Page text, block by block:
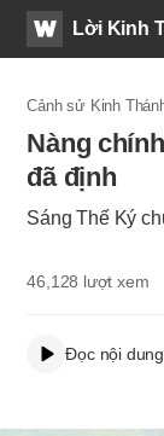
WATVLời Kinh
Cảnh sử Kinh
Nàng
đã định
Sáng Thế Ký
46,128 lượt xem
Đọc nội dung